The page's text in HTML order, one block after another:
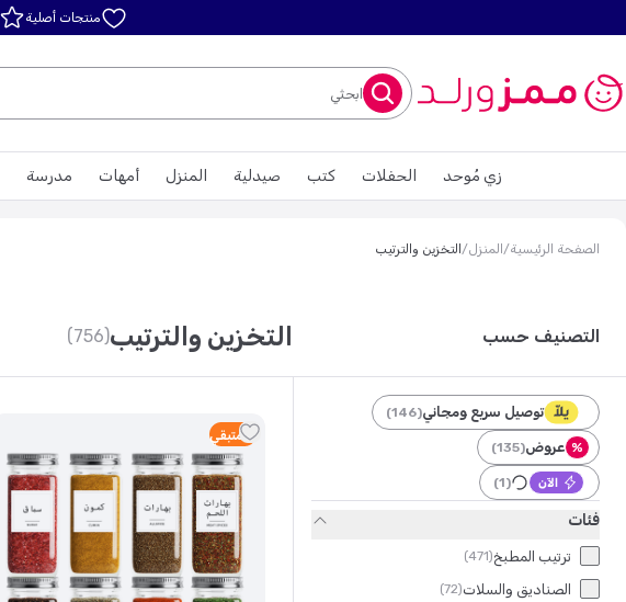
منتجات أصلية
ابحثي
مدرسة أمهات المنزل صيدلية كتب الحفلات زي مُوحد
الصفحة الرئيسية/ المنزل/ التخزين والترتيب
التصنيف حسب التخزين والترتيب(756)
توصيل سريع ومجاني(
146
)
% عروض(
135
)
(
1
)
فئات
ترتيب المطبخ(
471
)
الصناديق والسلات(
72
)
4 متبقي